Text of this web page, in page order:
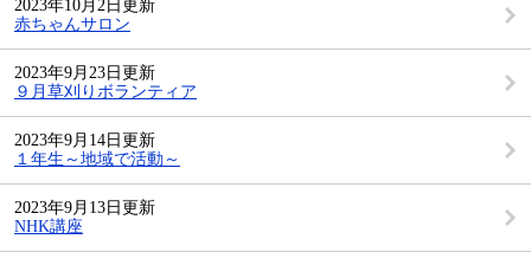
2023年10月2日更新
赤ちゃんサロン
2023年9月23日更新
９月草刈りボランティア
2023年9月14日更新
１年生～地域で活動～
2023年9月13日更新
NHK講座